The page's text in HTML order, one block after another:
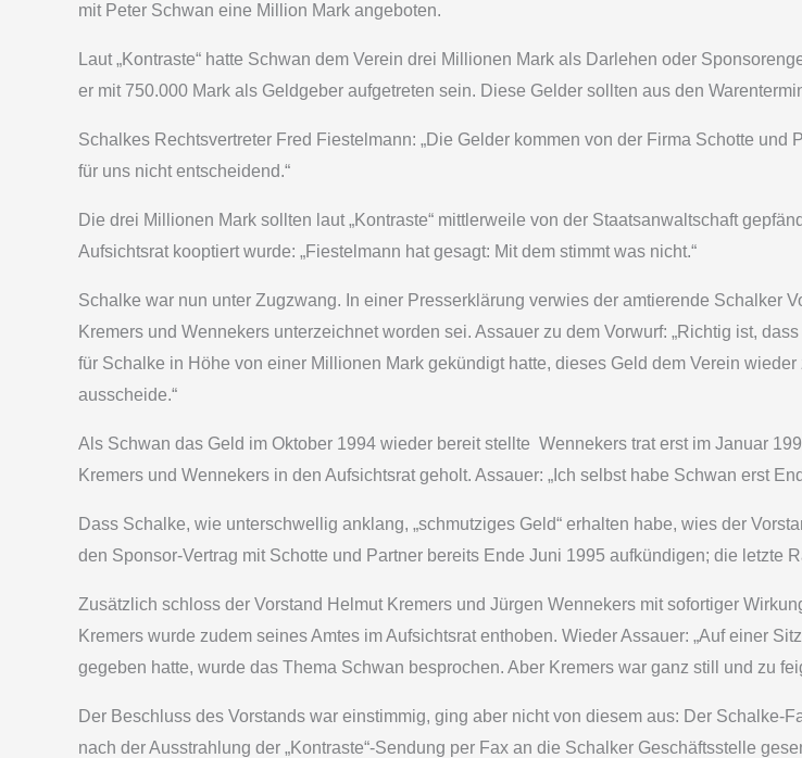
mit Peter Schwan eine Million Mark angeboten.
Laut „Kontraste“ hatte Schwan dem Verein drei Millionen Mark als Darlehen oder
er mit 750.000 Mark als Geldgeber aufgetreten sein. Diese Gelder sollten aus den
Schalkes Rechtsvertreter Fred Fiestelmann: „Die Gelder kommen von der Firma Schotte
für uns nicht entscheidend.“
Die drei Millionen Mark sollten laut „Kontraste“ mittlerweile von der Staatsanwaltschaft
Aufsichtsrat kooptiert wurde: „Fiestelmann hat gesagt: Mit dem stimmt was nicht.“
Schalke war nun unter Zugzwang. In einer Presserklärung verwies der amtierende Schalker
Kremers und Wennekers unterzeichnet worden sei. Assauer zu dem Vorwurf: „Richtig ist,
für Schalke in Höhe von einer Millionen Mark gekündigt hatte, dieses Geld dem Verein
ausscheide.“
Als Schwan das Geld im Oktober 1994 wieder bereit stellte ­ Wennekers trat erst im Januar
Kremers und Wennekers in den Aufsichtsrat geholt. Assauer: „Ich selbst habe Schwan erst
Dass Schalke, wie unterschwellig anklang, „schmutziges Geld“ erhalten habe, wies der
den Sponsor-Vertrag mit Schotte und Partner bereits Ende Juni 1995 aufkündigen; die
Zusätzlich schloss der Vorstand Helmut Kremers und Jürgen Wennekers mit sofortiger
Kremers wurde zudem seines Amtes im Aufsichtsrat enthoben. Wieder Assauer: „Auf einer
gegeben hatte, wurde das Thema Schwan besprochen. Aber Kremers war ganz still und zu
Der Beschluss des Vorstands war einstimmig, ging aber nicht von diesem aus: Der Schalke-
nach der Ausstrahlung der „Kontraste“-Sendung per Fax an die Schalker Geschäftsstelle